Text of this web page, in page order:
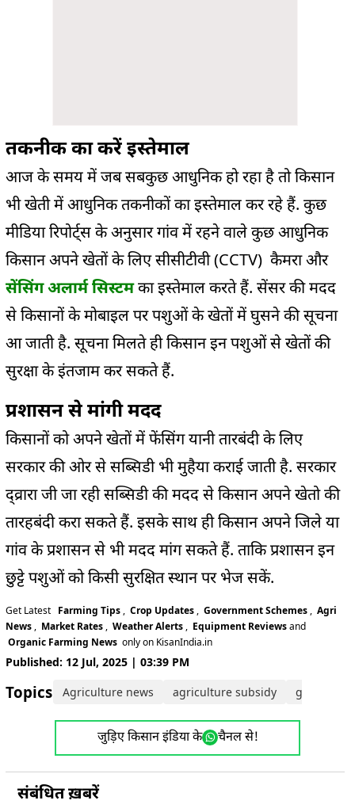
तकनीक का करें इस्तेमाल
आज के समय में जब सबकुछ आधुनिक हो रहा है तो किसान
भी खेती में आधुनिक तकनीकों का इस्तेमाल कर रहे हैं. कुछ
मीडिया रिपोर्ट्स के अनुसार गांव में रहने वाले कुछ आधुनिक
किसान अपने खेतों के लिए सीसीटीवी (CCTV) कैमरा और
सेंसिंग अलार्म सिस्टमका इस्तेमाल करते हैं. सेंसर की मदद
से किसानों के मोबाइल पर पशुओं के खेतों में घुसने की सूचना
आ जाती है. सूचना मिलते ही किसान इन पशुओं से खेतों की
सुरक्षा के इंतजाम कर सकते हैं.
प्रशासन से मांगी मदद
किसानों को अपने खेतों में फेंसिंग यानी तारबंदी के लिए
सरकार की ओर से सब्सिडी भी मुहैया कराई जाती है. सरकार
द्व्रारा जी जा रही सब्सिडी की मदद से किसान अपने खेतो की
तारहबंदी करा सकते हैं. इसके साथ ही किसान अपने जिले या
गांव के प्रशासन से भी मदद मांग सकते हैं. ताकि प्रशासन इन
छुट्टे पशुओं को किसी सुरक्षित स्थान पर भेज सकें.
Get Latest Farming Tips , Crop Updates , Government Schemes , Agri
News , Market Rates , Weather Alerts , Equipment Reviewsand
Organic Farming News only on KisanIndia.in
Published: 12 Jul, 2025 | 03:39 PM
Topics: Agriculture news agriculture subsidy
जुड़िए किसान इंडिया के चैनल से!
संबंधित ख़बरें